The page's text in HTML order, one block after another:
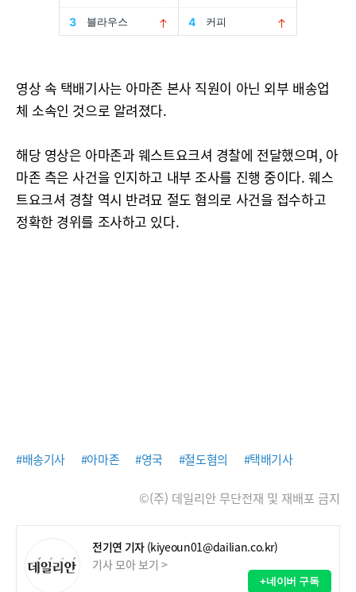
영상 속 택배기사는 아마존 본사 직원이 아닌 외부 배송업
체 소속인 것으로 알려졌다.
해당 영상은 아마존과 웨스트요크셔 경찰에 전달했으며, 아
마존 측은 사건을 인지하고 내부 조사를 진행 중이다. 웨스
트요크셔 경찰 역시 반려묘 절도 혐의로 사건을 접수하고
정확한 경위를 조사하고 있다.
#배송기사 #아마존 #영국 #절도혐의 #택배기사
©(주) 데일리안 무단전재 및 재배포 금지
전기연 기자 (kiyeoun01@dailian.co.kr)
기사 모아 보기 >
+네이버 구독